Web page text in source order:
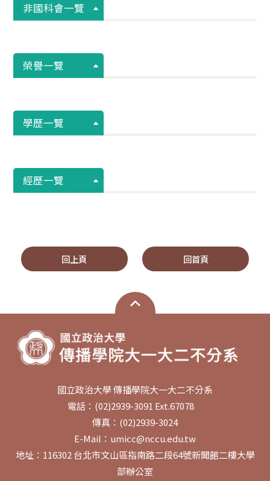
非國科會一覽
榮譽一覽
學歷一覽
經歷一覽
回上頁 回首頁
國立政治大學 傳播學院大一大二不分系
電話：(02)2939-3091 Ext.67078
傳真：(02)2939-3024
E-Mail：umicc@nccu.edu.tw
地址：116302 台北市文山區指南路二段64號新聞館二樓大學
部辦公室